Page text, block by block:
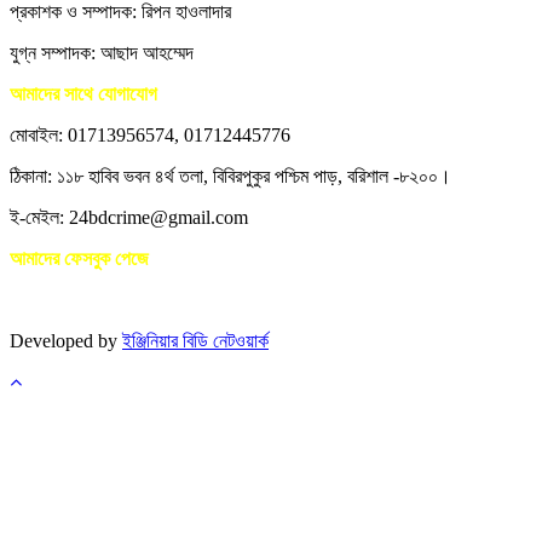
প্রকাশক ও সম্পাদক: রিপন হাওলাদার
যুগ্ন সম্পাদক: আছাদ আহম্মেদ
আমাদের সাথে যোগাযোগ
মোবাইল: 01713956574, 01712445776
ঠিকানা: ১১৮ হাবিব ভবন ৪র্থ তলা, বিবিরপুকুর পশ্চিম পাড়, বরিশাল -৮২০০।
ই-মেইল: 24bdcrime@gmail.com
আমাদের ফেসবুক পেজে
Developed byইঞ্জিনিয়ার বিডি নেটওয়ার্ক